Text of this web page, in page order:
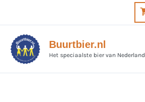
inhoud
Buurtbier.nl
Het speciaalste bier van Nederland